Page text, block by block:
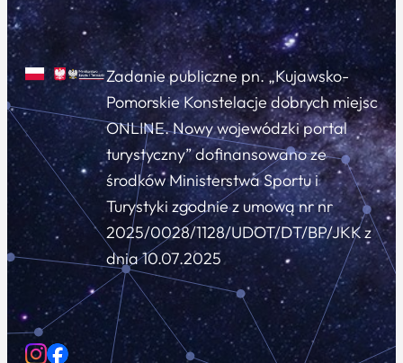
Zadanie publiczne pn. „Kujawsko-
Pomorskie Konstelacje dobrych miejsc
ONLINE. Nowy wojewódzki portal
turystyczny” dofinansowano ze
środków Ministerstwa Sportu i
Turystyki zgodnie z umową nr nr
2025/0028/1128/UDOT/DT/BP/JKK z
dnia 10.07.2025